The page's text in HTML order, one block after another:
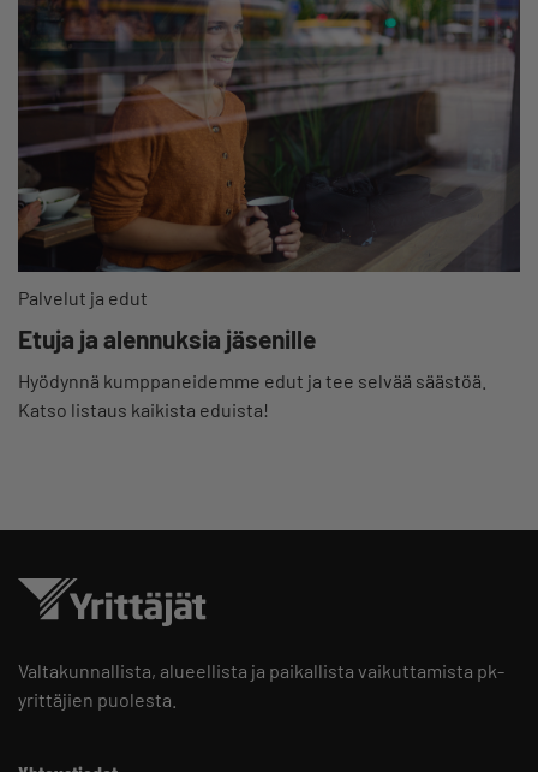
Palvelut ja edut
Etuja ja alennuksia jäsenille
Hyödynnä kumppaneidemme edut ja tee selvää säästöä.
Katso listaus kaikista eduista!
Valtakunnallista, alueellista ja paikallista vaikuttamista pk-
yrittäjien puolesta.